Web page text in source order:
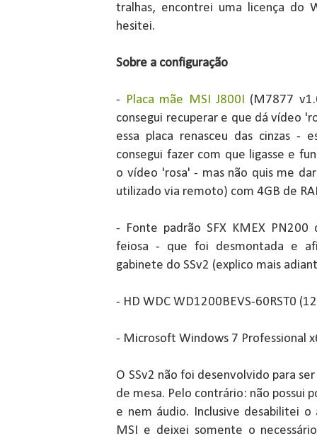
tralhas, encontrei uma licença do
hesitei.
Sobre a configuração
- Placa mãe MSI J800I
(M7877
consegui recuperar e que dá vídeo
essa placa renasceu das cinzas -
consegui fazer com que ligasse e
o vídeo 'rosa' - mas não quis me
utilizado via remoto) com 4GB de
- Fonte padrão SFX KMEX
feiosa - que foi desmontada e
gabinete do SSv2 (explico mais
- HD WDC WD1200BEVS-60RST0
- Microsoft Windows 7 Professional
O SSv2 não foi desenvolvido para
de mesa. Pelo contrário: não possui
e nem áudio. Inclusive desabilitei
MSI e deixei somente o